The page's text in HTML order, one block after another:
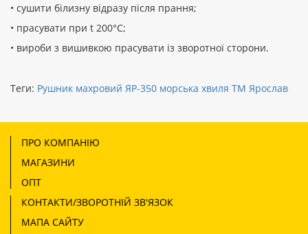
• сушити білизну відразу після прання;
• прасувати при t 200°С;
• вироби з вишивкою прасувати із зворотної сторони.
Теги: Рушник махровий ЯР-350 морська хвиля ТМ Ярослав
ПРО КОМПАНІЮ
МАГАЗИНИ
ОПТ
КОНТАКТИ/ЗВОРОТНІЙ ЗВ'ЯЗОК
МАПА САЙТУ